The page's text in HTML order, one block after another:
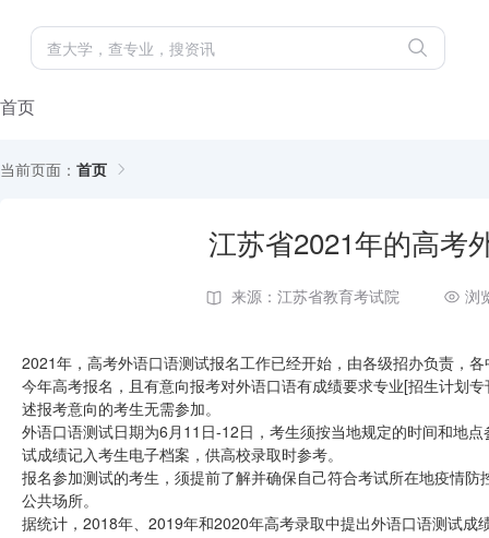
首页
当前页面： 首页
江苏省2021年的高考
来源：江苏省教育考试院 浏
2021年，高考外语口语测试报名工作已经开始，由各级招办负责，
今年高考报名，且有意向报考对外语口语有成绩要求专业[招生计划
述报考意向的考生无需参加。
外语口语测试日期为6月11日-12日，考生须按当地规定的时间和地
试成绩记入考生电子档案，供高校录取时参考。
报名参加测试的考生，须提前了解并确保自己符合考试所在地疫情
公共场所。
据统计，2018年、2019年和2020年高考录取中提出外语口语测试